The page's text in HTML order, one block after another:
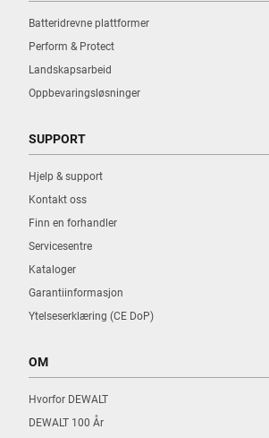
Batteridrevne plattformer
Perform & Protect
Landskapsarbeid
Oppbevaringsløsninger
SUPPORT
Hjelp & support
Kontakt oss
Finn en forhandler
Servicesentre
Kataloger
Garantiinformasjon
Ytelseserklæring (CE DoP)
OM
Hvorfor DEWALT
DEWALT 100 År